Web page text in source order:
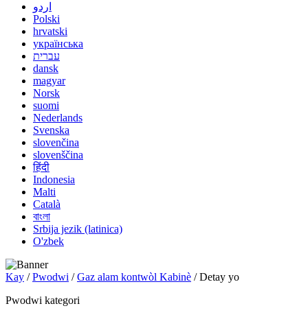
اردو
Polski
hrvatski
українська
עברית
dansk
magyar
Norsk
suomi
Nederlands
Svenska
slovenčina
slovenščina
हिंदी
Indonesia
Malti
Català
বাংলা
Srbija jezik (latinica)
O'zbek
Kay /Pwodwi /Gaz alam kontwòl Kabinè / Detay yo
Pwodwi kategori